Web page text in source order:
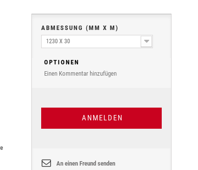
ABMESSUNG (MM X M)
1230 X 30
OPTIONEN
Einen Kommentar hinzufügen
ANMELDEN
An einen Freund senden